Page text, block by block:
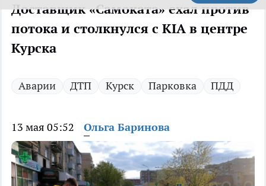
Доставщик «Самоката» ехал против
потока и столкнулся с KIA в центре
Курска
Аварии ДТП Курск Парковка ПДД
13 мая 05:52 Ольга Баринова